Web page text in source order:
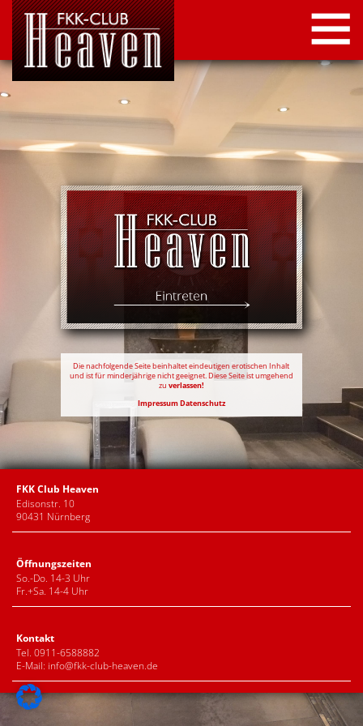
STARTSEITE
LOCATION
NEWS
KONTAKT
IMPRESSUM
DATENSCHUTZ
Die nachfolgende Seite beinhaltet eindeutigen erotischen Inhalt
und ist für minderjährige nicht geeignet. Diese Seite ist umgehend
zu verlassen!
Impressum Datenschutz
FKK Club Heaven
Edisonstr. 10
90431 Nürnberg
Öffnungszeiten
So.-Do. 14-3 Uhr
Fr.+Sa. 14-4 Uhr
Kontakt
Tel. 0911-6588882
E-Mail: info@fkk-club-heaven.de